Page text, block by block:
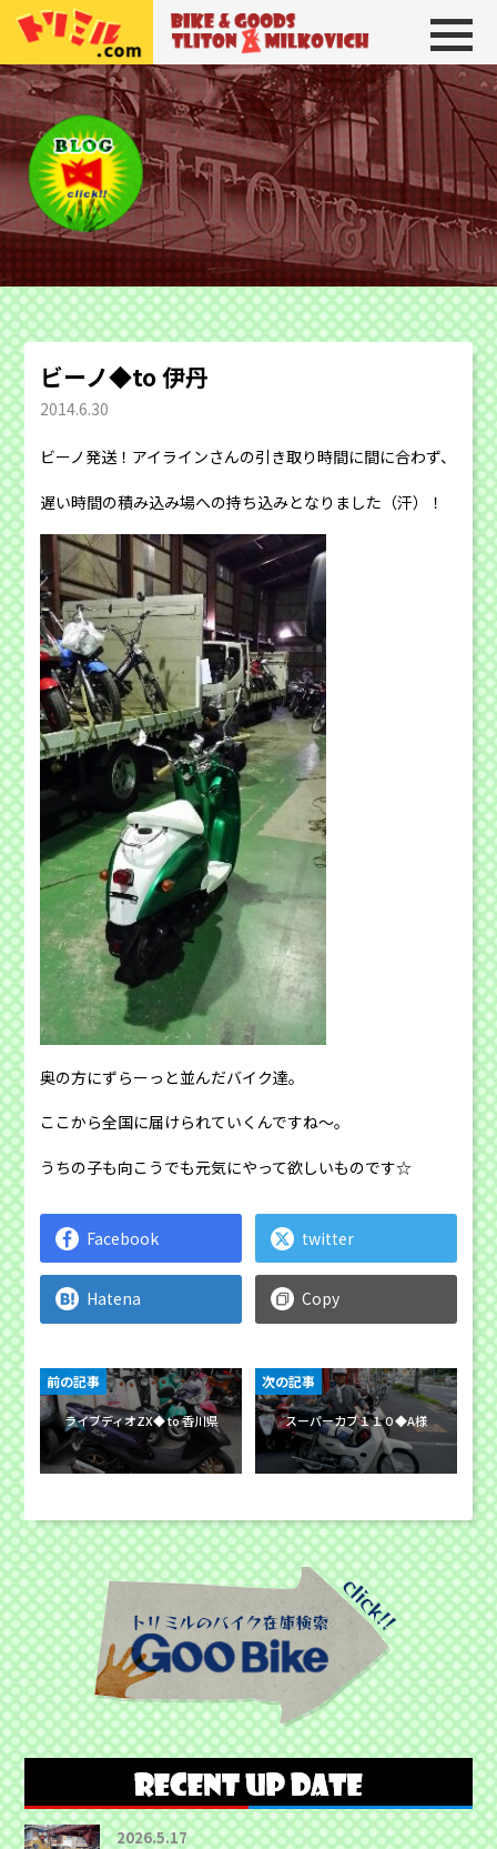
トリトン＆ミルコビッチ BIKE＆
ビーノ◆to 伊丹
2014.6.30
ビーノ発送！アイラインさんの引き取り時間に間に合わず、
遅い時間の積み込み場への持ち込みとなりました（汗）！
奥の方にずらーっと並んだバイク達。
ここから全国に届けられていくんですね〜。
うちの子も向こうでも元気にやって欲しいものです☆
Facebook twitter
Hatena Copy
ライブディオZX◆ to 香川県
前の記事
スーパーカブ１１０◆A様
次の記事
2026.5.17